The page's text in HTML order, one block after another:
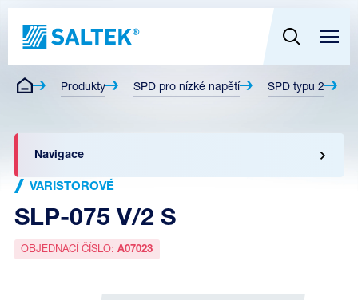
Produkty SPD pro nízké napětí SPD typu 2
Navigace
VARISTOROVÉ
SLP-075 V/2 S
OBJEDNACÍ ČÍSLO:A07023